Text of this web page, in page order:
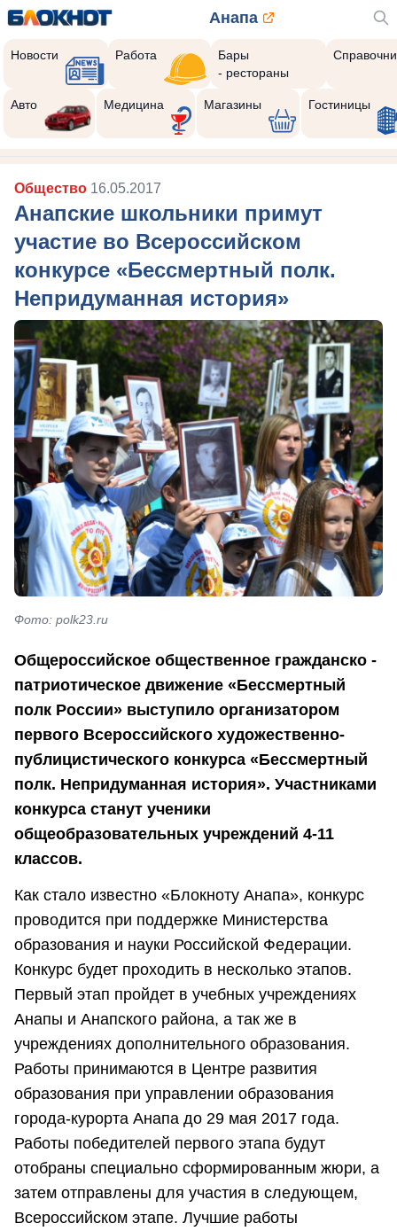
Анапа
Новости Работа
Бары
- рестораны
Авто Медицина Магазины Гостиницы
Общество 16.05.2017
Анапские школьники примут
участие во Всероссийском
конкурсе «Бессмертный полк.
Непридуманная история»
Фото: polk23.ru
Общероссийское общественное гражданско -
патриотическое движение «Бессмертный
полк России» выступило организатором
первого Всероссийского художественно-
публицистического конкурса «Бессмертный
полк. Непридуманная история». Участниками
конкурса станут ученики
общеобразовательных учреждений 4-11
классов.
Как стало известно «Блокноту Анапа», конкурс
проводится при поддержке Министерства
образования и науки Российской Федерации.
Конкурс будет проходить в несколько этапов.
Первый этап пройдет в учебных учреждениях
Анапы и Анапского района, а так же в
учреждениях дополнительного образования.
Работы принимаются в Центре развития
образования при управлении образования
города-курорта Анапа до 29 мая 2017 года.
Работы победителей первого этапа будут
отобраны специально сформированным жюри, а
затем отправлены для участия в следующем,
Всероссийском этапе. Лучшие работы